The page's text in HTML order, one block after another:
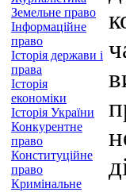
Земельне право
Інформаційне
право
Історія держави і
права
Історія
економіки
Історія України
Конкурентне
право
Конституційне
право
Кримінальне